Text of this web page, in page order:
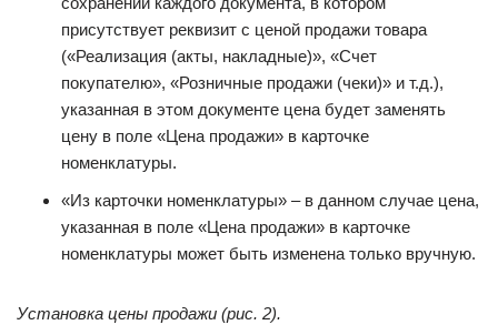
присутствует реквизит с ценой продажи товара
(«Реализация (акты, накладные)», «Счет
покупателю», «Розничные продажи (чеки)» и т.д.),
указанная в этом документе цена будет заменять
цену в поле «Цена продажи» в карточке
номенклатуры.
«Из карточки номенклатуры» – в данном случае цена,
указанная в поле «Цена продажи» в карточке
номенклатуры может быть изменена только вручную.
Установка цены продажи (рис. 2).